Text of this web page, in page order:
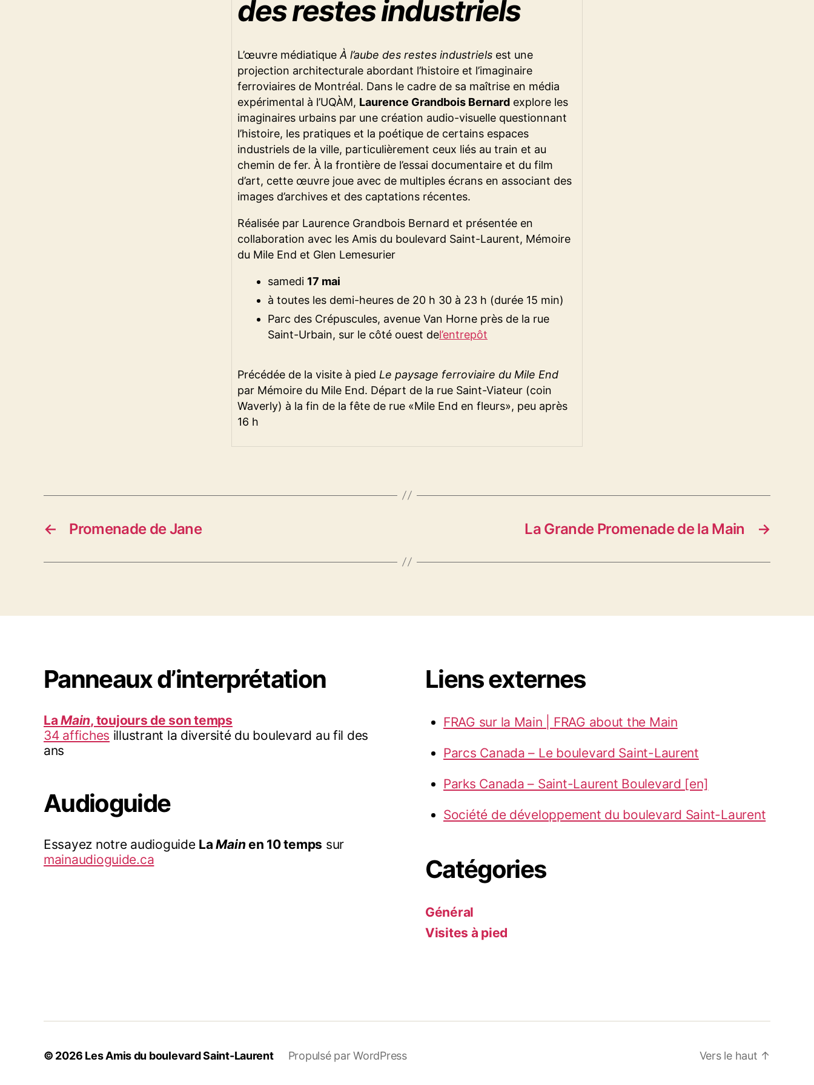
des restes industriels
L’œuvre médiatique À l’aube des restes industriels est une
projection architecturale abordant l’histoire et l’imaginaire
ferroviaires de Montréal. Dans le cadre de sa maîtrise en média
expérimental à l’UQÀM, Laurence Grandbois Bernard explore les
imaginaires urbains par une création audio-visuelle questionnant
l’histoire, les pratiques et la poétique de certains espaces
industriels de la ville, particulièrement ceux liés au train et au
chemin de fer. À la frontière de l’essai documentaire et du film
d’art, cette œuvre joue avec de multiples écrans en associant des
images d’archives et des captations récentes.
Réalisée par Laurence Grandbois Bernard et présentée en
collaboration avec les Amis du boulevard Saint-Laurent, Mémoire
du Mile End et Glen Lemesurier
samedi 17 mai
à toutes les demi-heures de 20 h 30 à 23 h (durée 15 min)
Parc des Crépuscules, avenue Van Horne près de la rue
Saint-Urbain, sur le côté ouest del’entrepôt
Précédée de la visite à pied Le paysage ferroviaire du Mile End
par Mémoire du Mile End. Départ de la rue Saint-Viateur (coin
Waverly) à la fin de la fête de rue «Mile End en fleurs», peu après
16 h
← Promenade de Jane →
La Grande Promenade de la Main
Panneaux d’interprétation
LaMain, toujours de son temps
34 affiches illustrant la diversité du boulevard au fil des
ans
Audioguide
Essayez notre audioguide LaMainen 10 temps sur
mainaudioguide.ca
Liens externes
FRAG sur la Main | FRAG about the Main
Parcs Canada – Le boulevard Saint-Laurent
Parks Canada – Saint-Laurent Boulevard [en]
Société de développement du boulevard Saint-Laurent
Catégories
Général
Visites à pied
© 2026 Les Amis du boulevard Saint-Laurent Propulsé par WordPress Vers le haut ↑